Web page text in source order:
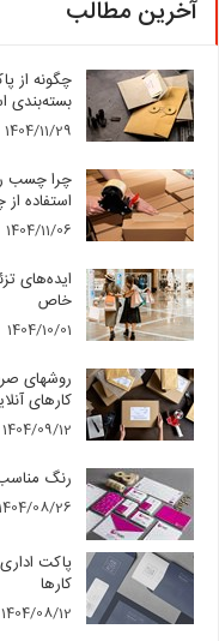
آخرین مطالب
چگونه از
بسته‌بندی
1404/11/29
استفاده
1404/11/06
ایده‌های
خاص
1404/10/01
روشهای
کارهای
1404/09/12
رنگ
08/26
پاکت
کارها
1404/08/12